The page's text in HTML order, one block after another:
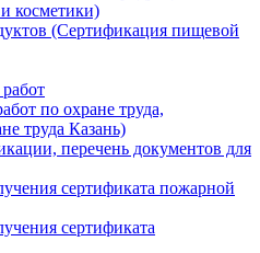
косметики)
(Сертификация пищевой
по охране труда,
труда Казань)
перечень документов для
сертификата пожарной
сертификата